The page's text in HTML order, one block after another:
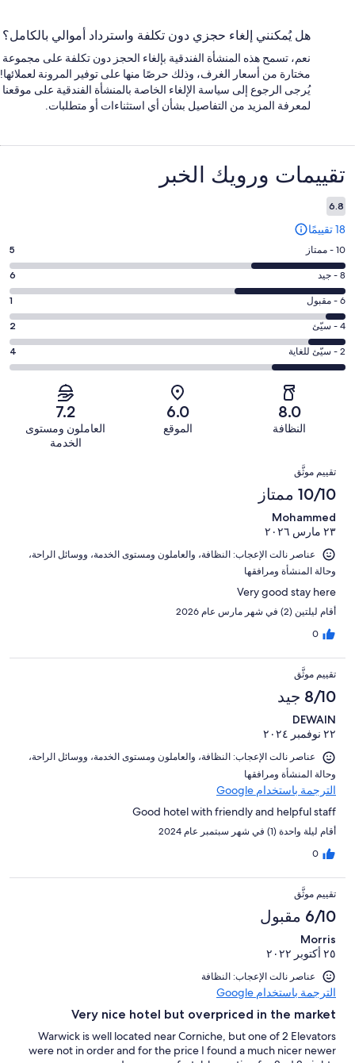
هل يُمكنني إلغاء حجزي دون تكلفة واسترداد أموالي بالكامل؟
نعم، تسمح هذه المنشأة الفندقية بإلغاء الحجز دون تكلفة على مجموعة
مختارة من أسعار الغرف، وذلك حرصًا منها على توفير المرونة لعملائها!
يُرجى الرجوع إلى سياسة الإلغاء الخاصة بالمنشأة الفندقية على موقعنا
لمعرفة المزيد من التفاصيل بشأن أي استثناءات أو متطلبات.
التقييمات
تقييمات ⁦ورويك الخبر⁩
6.8
18 تقييمًا
درجة
التصنيف
10
-
ممتاز.
5
من
أصل
10 - ممتاز 5
درجة
التصنيف
8
-
جيد.
6
8 - جيد 6
درجة
التصنيف
6
-
مقبول.
تقييمات
النزلاء
6 - مقبول 1
درجة
التصنيف
4
من
تقييمات
النزلاء
4 - سيّئ 2
درجة
التصنيف
من
أصل
من
تقييمات
النزلاء
2 - سيّئ للغاية 4
8.0
النظافة
6.0
الموقع
7.2
العاملون ومستوى
الخدمة
التقييمات
تقييم موثَّق
10/10 ممتاز
Mohammed
٢٣ مارس ٢٠٢٦
عناصر نالت الإعجاب: ⁦النظافة⁩، و⁦العاملون ومستوى الخدمة⁩، و⁦وسائل الراحة⁩،
و⁦حالة المنشأة ومرافقها⁩
Very good stay here
أقام ليلتين (2) في شهر مارس عام 2026
0
تقييم موثَّق
8/10 جيد
DEWAIN
٢٢ نوفمبر ٢٠٢٤
عناصر نالت الإعجاب: ⁦النظافة⁩، و⁦العاملون ومستوى الخدمة⁩، و⁦وسائل الراحة⁩،
و⁦حالة المنشأة ومرافقها⁩
الترجمة باستخدام Google
Good hotel with friendly and helpful staff
أقام ليلة واحدة (1) في شهر سبتمبر عام 2024
0
تقييم موثَّق
6/10 مقبول
Morris
٢٥ أكتوبر ٢٠٢٢
عناصر نالت الإعجاب: النظافة
الترجمة باستخدام Google
Very nice hotel but overpriced in the market
Warwick is well located near Corniche, but one of 2 Elevators
were not in order and for the price I found a much nicer newer